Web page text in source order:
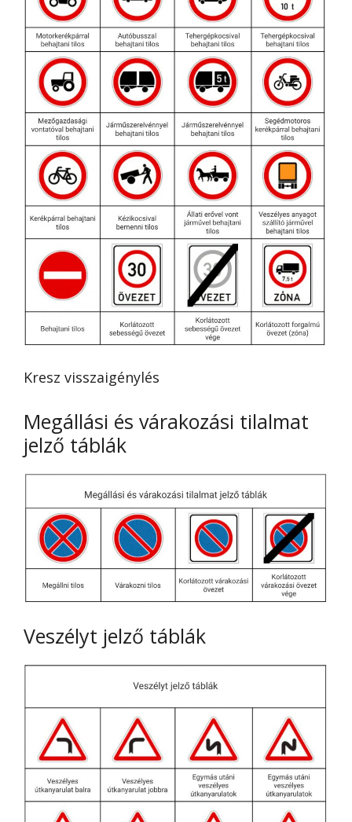
Kresz visszaigénylés
Megállási és várakozási tilalmat
jelző táblák
Veszélyt jelző táblák